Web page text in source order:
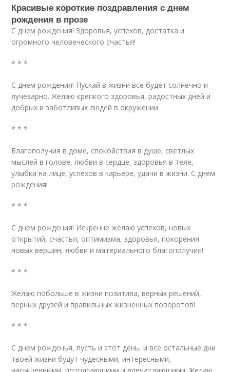
Красивые короткие поздравления с днем
рождения в прозе
С днем рождения! Здоровья, успехов, достатка и
огромного человеческого счастья!
* * *
С днем рождения! Пускай в жизни все будет солнечно и
лучезарно. Желаю крепкого здоровья, радостных дней и
добрых и заботливых людей в окружении.
* * *
Благополучия в доме, спокойствия в душе, светлых
мыслей в голове, любви в сердце, здоровья в теле,
улыбки на лице, успехов в карьере, удачи в жизни. С днем
рождения!
* * *
С днем рождения! Искренне желаю успехов, новых
открытий, счастья, оптимизма, здоровья, покорения
новых вершин, любви и материального благополучия!
* * *
Желаю побольше в жизни позитива, верных решений,
верных друзей и правильных жизненных поворотов!
* * *
С днем рожденья, пусть и этот день, и все остальные дни
твоей жизни будут чудесными, интересными,
насыщенными, потрясающими и впечатляющими. Желаю